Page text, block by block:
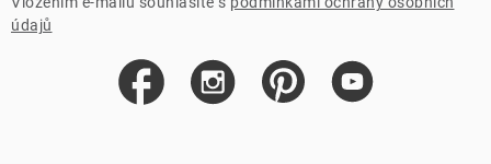
údajů